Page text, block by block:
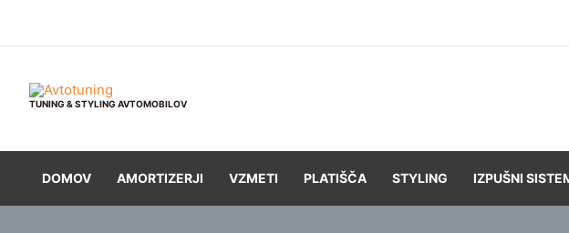
TUNING & STYLING AVTOMOBILOV
DOMOV AMORTIZERJI VZMETI PLATIŠČA STYLING IZPUŠNI